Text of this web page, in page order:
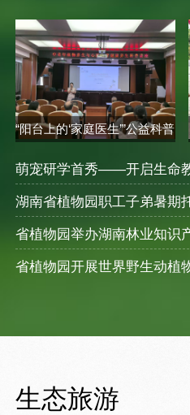
“阳台上的‘家庭医生’”公益科普
生态旅游